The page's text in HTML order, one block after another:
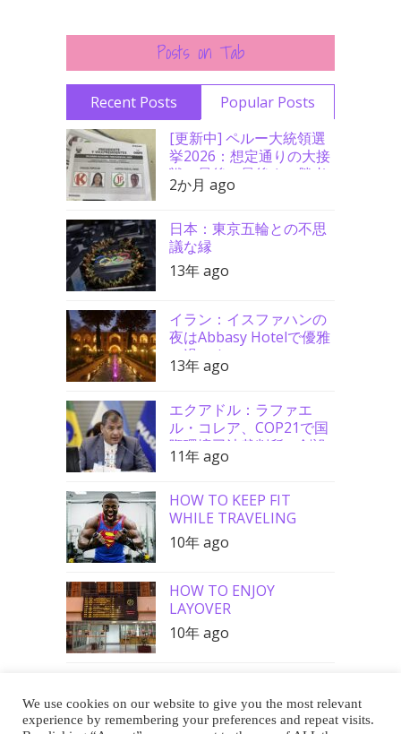
Posts on Tab
Recent Posts
Popular Posts
[更新中] ペルー大統領選
挙2026：想定通りの大接
戦、最後の最後まで勝者
分からず
2か月 ago
日本：東京五輪との不思
議な縁
13年 ago
イラン：イスファハンの
夜はAbbasy Hotelで優雅
に過ごす
13年 ago
エクアドル：ラファエ
ル・コレア、COP21で国
際環境司法裁判所の創設
を要請
11年 ago
HOW TO KEEP FIT
WHILE TRAVELING
10年 ago
HOW TO ENJOY
LAYOVER
10年 ago
Buy Me a Coffee
We use cookies on our website to give you the most relevant
experience by remembering your preferences and repeat visits.